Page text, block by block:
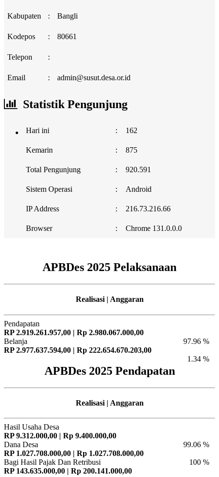
Kabupaten : Bangli
Kodepos : 80661
Telepon :
Email : admin@susut.desa.or.id
Statistik Pengunjung
Hari ini : 162
Kemarin : 875
Total Pengunjung : 920.591
Sistem Operasi : Android
IP Address : 216.73.216.66
Browser : Chrome 131.0.0.0
APBDes 2025 Pelaksanaan
Realisasi | Anggaran
Pendapatan
RP 2.919.261.957,00 | Rp 2.980.067.000,00
97.96 %
Belanja
RP 2.977.637.594,00 | Rp 222.654.670.203,00
1.34 %
APBDes 2025 Pendapatan
Realisasi | Anggaran
Hasil Usaha Desa
RP 9.312.000,00 | Rp 9.400.000,00
99.06 %
Dana Desa
RP 1.027.708.000,00 | Rp 1.027.708.000,00
100 %
Bagi Hasil Pajak Dan Retribusi
RP 143.635.000,00 | Rp 200.141.000,00